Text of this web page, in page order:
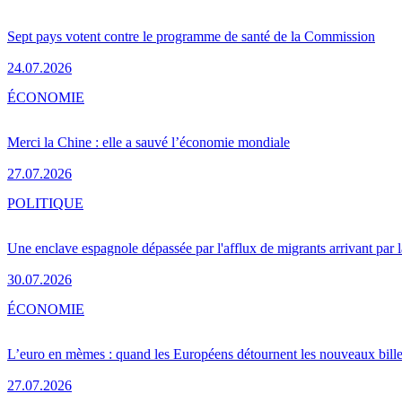
Sept pays votent contre le programme de santé de la Commission
24.07.2026
Merci la Chine : elle a sauvé l’économie mondiale
27.07.2026
ÉCONOMIE
Une enclave espagnole dépassée par l'afflux de migrants arrivant par
30.07.2026
POLITIQUE
L’euro en mèmes : quand les Européens détournent les nouveaux
27.07.2026
ÉCONOMIE